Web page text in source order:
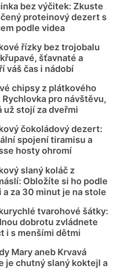
bez výčitek: Zkuste
proteinový dezert s
podle videa
řízky bez trojobalu
šťavnaté a
váš čas i nádobí
chipsy z plátkového
Rychlovka pro návštěvu,
už stojí za dveřmi
čokoládový dezert:
spojení tiramisu a
hosty ohromí
slaný koláč z
Obložíte si ho podle
a za 30 minut je na stole
tvarohové šátky:
dobrotu zvládnete
i s menšími dětmi
Mary aneb Krvavá
je chutný slaný koktejl a